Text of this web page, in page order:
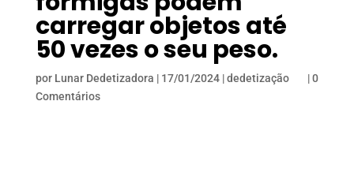
carregar objetos até
50 vezes o seu peso.
por Lunar Dedetizadora | 17/01/2024|dedetização |0
Comentários